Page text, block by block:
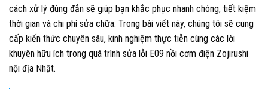
cách xử lý đúng đắn sẽ giúp bạn khắc phục nhanh chóng, tiết kiệm
thời gian và chi phí sửa chữa. Trong bài viết này, chúng tôi sẽ cung
cấp kiến thức chuyên sâu, kinh nghiệm thực tiễn cùng các lời
khuyên hữu ích trong quá trình sửa lỗi E09 nồi cơm điện Zojirushi
nội địa Nhật.